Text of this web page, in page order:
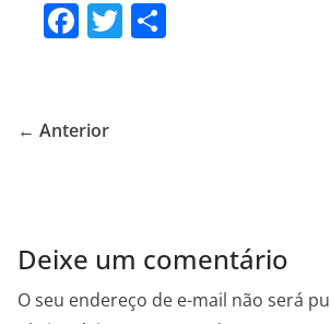
F
e
k
T
← Anterior
Deixe um comentário
O seu endereço de e-mail não será